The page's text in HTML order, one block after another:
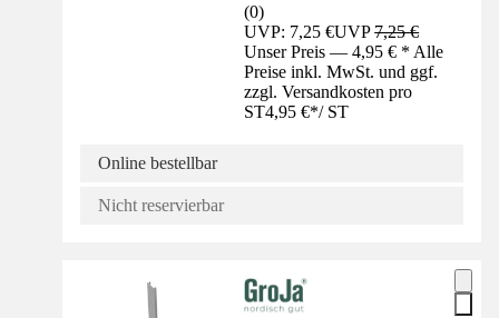
(0)
UVP: 7,25 €UVP7,25 €
Unser Preis — 4,95 € * Alle
Preise inkl. MwSt. und ggf.
zzgl. Versandkosten pro
ST4,95 €*/ ST
Online bestellbar
Nicht reservierbar